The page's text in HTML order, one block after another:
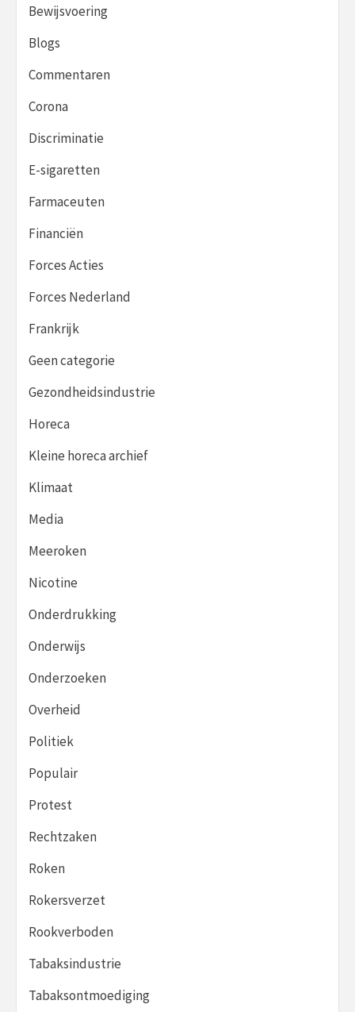
Bewijsvoering
Blogs
Commentaren
Corona
Discriminatie
E-sigaretten
Farmaceuten
Financiën
Forces Acties
Forces Nederland
Frankrijk
Geen categorie
Gezondheidsindustrie
Horeca
Kleine horeca archief
Klimaat
Media
Meeroken
Nicotine
Onderdrukking
Onderwijs
Onderzoeken
Overheid
Politiek
Populair
Protest
Rechtzaken
Roken
Rokersverzet
Rookverboden
Tabaksindustrie
Tabaksontmoediging